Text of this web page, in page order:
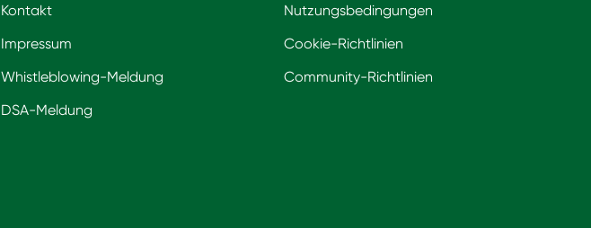
Kontakt
Nutzungsbedingungen
Impressum
Cookie-Richtlinien
Whistleblowing-Meldung
Community-Richtlinien
DSA-Meldung